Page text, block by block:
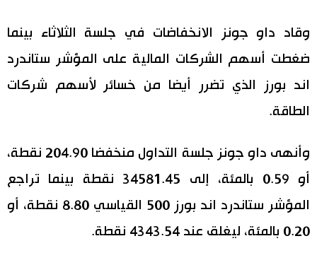
وقاد داو جونز الانخفاضات في جلسة الثلاثاء بينما
ضغطت أسهم الشركات المالية على المؤشر ستاندرد
اند بورز الذي تضرر أيضا من خسائر لأسهم شركات
الطاقة.
وأنهى داو جونز جلسة التداول منخفضا 204.90 نقطة،
أو 0.59 بالمئة، إلى 34581.45 نقطة بينما تراجع
المؤشر ستاندرد اند بورز 500 القياسي 8.80 نقطة، أو
0.20 بالمئة، ليغلق عند 4343.54 نقطة.